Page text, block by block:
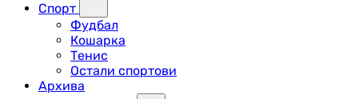
Спорт
Фудбал
Кошарка
Тенис
Остали спортови
Архива